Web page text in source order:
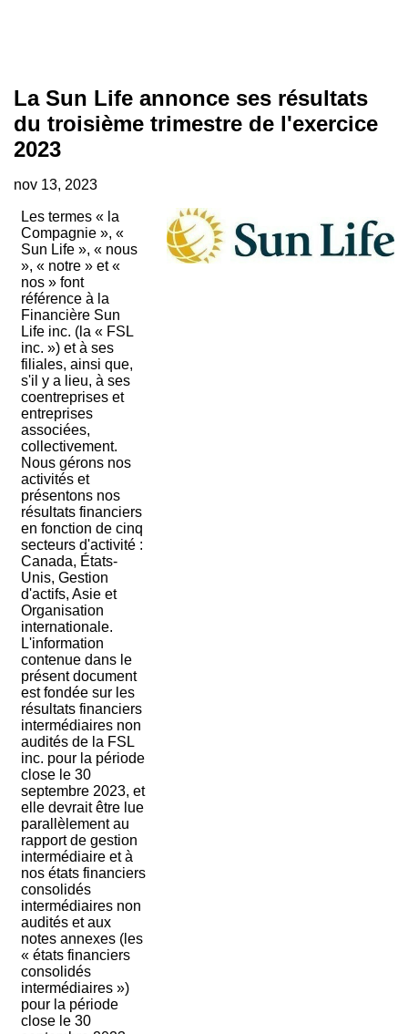
La Sun Life annonce ses résultats
du troisième trimestre de l'exercice
2023
nov 13, 2023
Les termes « la
Compagnie », «
Sun Life », « nous
», « notre » et «
nos » font
référence à la
Financière Sun
Life inc. (la « FSL
inc. ») et à ses
filiales, ainsi que,
s'il y a lieu, à ses
coentreprises et
entreprises
associées,
collectivement.
Nous gérons nos
activités et
présentons nos
résultats financiers
en fonction de cinq
secteurs d'activité :
Canada, États-
Unis, Gestion
d'actifs, Asie et
Organisation
internationale.
L'information
contenue dans le
présent document
est fondée sur les
résultats financiers
intermédiaires non
audités de la FSL
inc. pour la période
close le 30
septembre 2023, et
elle devrait être lue
parallèlement au
rapport de gestion
intermédiaire et à
nos états financiers
consolidés
intermédiaires non
audités et aux
notes annexes (les
« états financiers
consolidés
intermédiaires »)
pour la période
close le 30